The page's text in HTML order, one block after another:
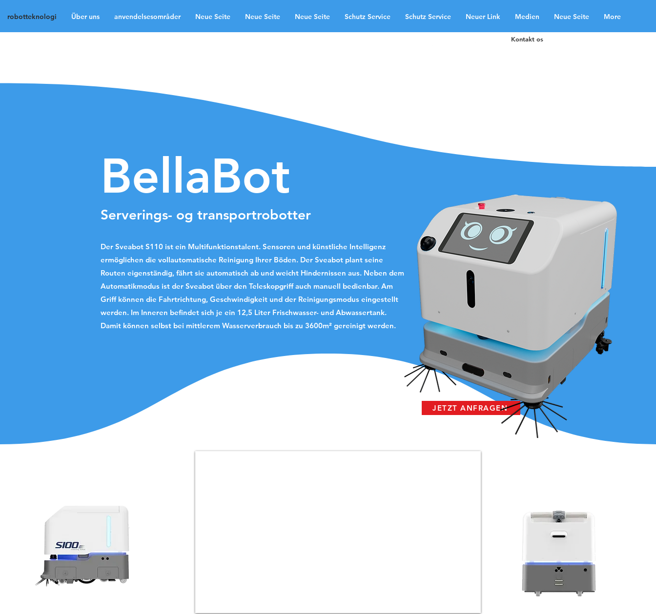
robotteknologi Über uns anvendelsesområder Neue Seite Neue Seite Neue Seite Schutz Service Schutz Service Neuer Link Medien Neue Seite More
Kontakt os
BellaBot
Serverings- og transportrobotter
Der Sveabot S110 ist ein Multifunktionstalent. Sensoren und künstliche Intelligenz
ermöglichen die vollautomatische Reinigung Ihrer Böden. Der Sveabot plant seine
Routen eigenständig, fährt sie automatisch ab und weicht Hindernissen aus. Neben dem
Automatikmodus ist der Sveabot über den Teleskopgriff auch manuell bedienbar. Am
Griff können die Fahrtrichtung, Geschwindigkeit und der Reinigungsmodus eingestellt
werden. Im Inneren befindet sich je ein 12,5 Liter Frischwasser- und Abwassertank.
Damit können selbst bei mittlerem Wasserverbrauch bis zu 3600m² gereinigt werden.
JETZT ANFRAGEN